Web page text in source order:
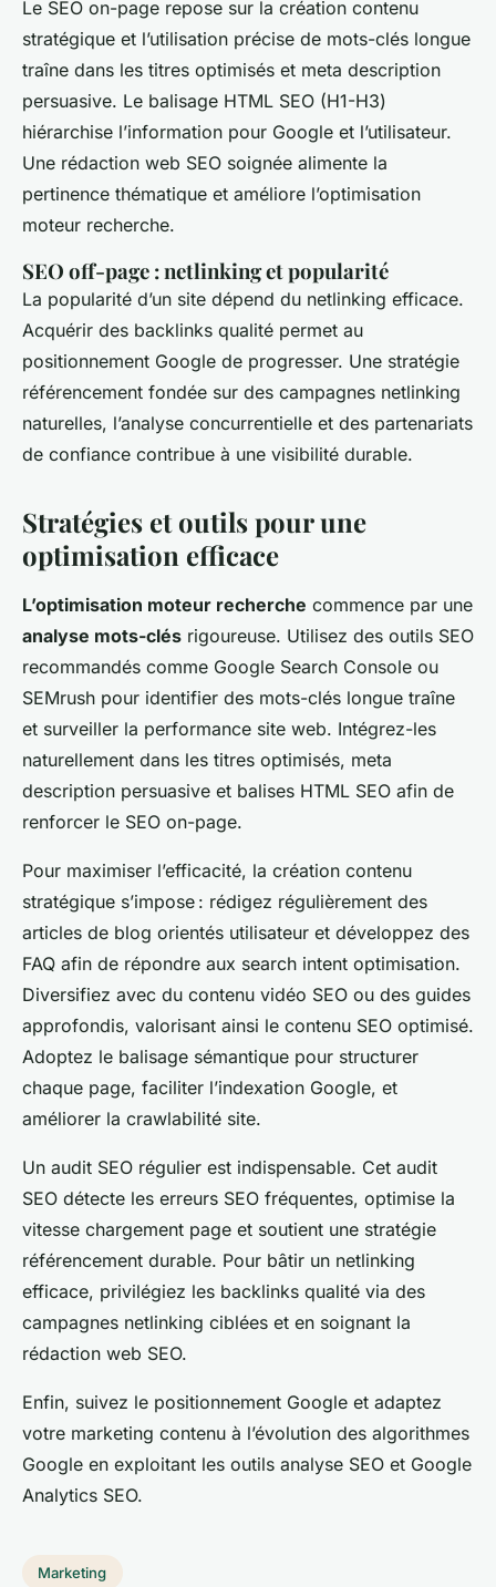
Le SEO on-page repose sur la création contenu
stratégique et l’utilisation précise de mots-clés longue
traîne dans les titres optimisés et meta description
persuasive. Le balisage HTML SEO (H1-H3)
hiérarchise l’information pour Google et l’utilisateur.
Une rédaction web SEO soignée alimente la
pertinence thématique et améliore l’optimisation
moteur recherche.
SEO off-page : netlinking et popularité
La popularité d’un site dépend du netlinking efficace.
Acquérir des backlinks qualité permet au
positionnement Google de progresser. Une stratégie
référencement fondée sur des campagnes netlinking
naturelles, l’analyse concurrentielle et des partenariats
de confiance contribue à une visibilité durable.
Stratégies et outils pour une
optimisation efficace
L’optimisation moteur recherche commence par une
analyse mots-clés rigoureuse. Utilisez des outils SEO
recommandés comme Google Search Console ou
SEMrush pour identifier des mots-clés longue traîne
et surveiller la performance site web. Intégrez-les
naturellement dans les titres optimisés, meta
description persuasive et balises HTML SEO afin de
renforcer le SEO on-page.
Pour maximiser l’efficacité, la création contenu
stratégique s’impose : rédigez régulièrement des
articles de blog orientés utilisateur et développez des
FAQ afin de répondre aux search intent optimisation.
Diversifiez avec du contenu vidéo SEO ou des guides
approfondis, valorisant ainsi le contenu SEO optimisé.
Adoptez le balisage sémantique pour structurer
chaque page, faciliter l’indexation Google, et
améliorer la crawlabilité site.
Un audit SEO régulier est indispensable. Cet audit
SEO détecte les erreurs SEO fréquentes, optimise la
vitesse chargement page et soutient une stratégie
référencement durable. Pour bâtir un netlinking
efficace, privilégiez les backlinks qualité via des
campagnes netlinking ciblées et en soignant la
rédaction web SEO.
Enfin, suivez le positionnement Google et adaptez
votre marketing contenu à l’évolution des algorithmes
Google en exploitant les outils analyse SEO et Google
Analytics SEO.
Marketing